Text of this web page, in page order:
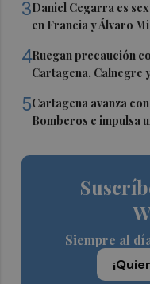
3Daniel Cegarra es
en Francia y Álvaro
4Ruegan precaución
Cartagena, Calnegre
5Cartagena avanza
Bomberos e impulsa
Siempre al